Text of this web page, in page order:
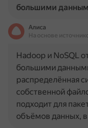
большими
Алиса
На основе
Hadoop и NoSQL
большими
распределённая
собственной
подходит для
объёмов данных,